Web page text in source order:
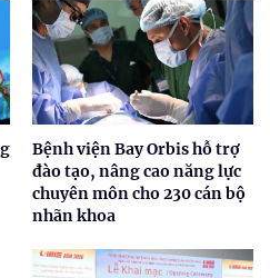
Bệnh viện Bay Orbis hỗ trợ
đào tạo, nâng cao năng lực
chuyên môn cho 230 cán bộ
nhãn khoa